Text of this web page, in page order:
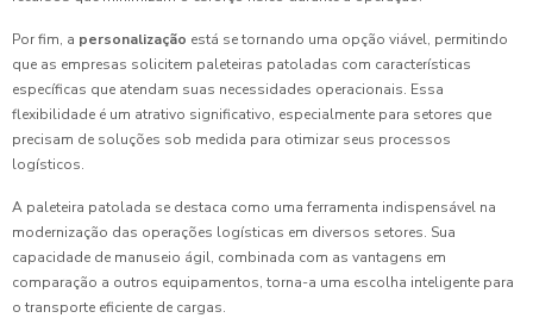
Por fim, a personalização está se tornando uma opção viável, permitindo
que as empresas solicitem paleteiras patoladas com características
específicas que atendam suas necessidades operacionais. Essa
flexibilidade é um atrativo significativo, especialmente para setores que
precisam de soluções sob medida para otimizar seus processos
logísticos.
A paleteira patolada se destaca como uma ferramenta indispensável na
modernização das operações logísticas em diversos setores. Sua
capacidade de manuseio ágil, combinada com as vantagens em
comparação a outros equipamentos, torna-a uma escolha inteligente para
o transporte eficiente de cargas.